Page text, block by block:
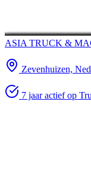
ASIA TRUCK &
Zevenhuizen,
7 jaar actief op